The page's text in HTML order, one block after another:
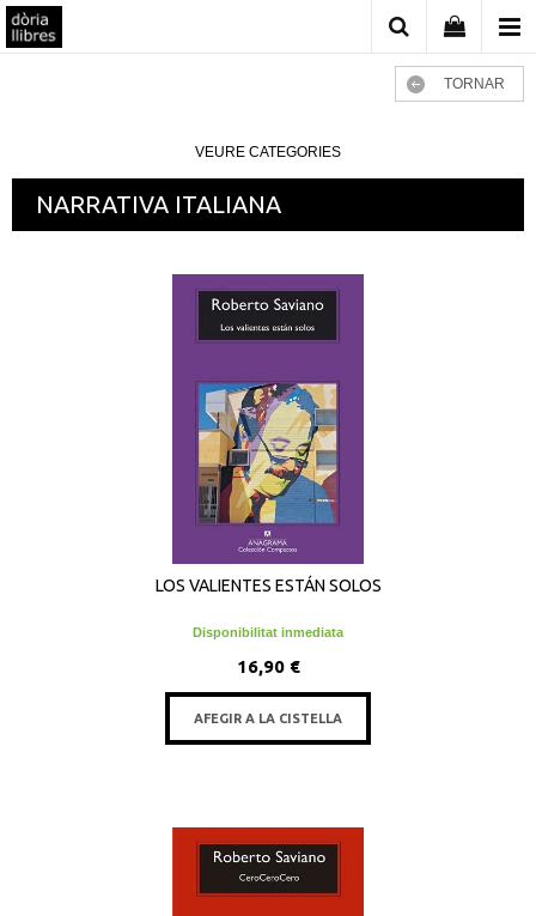
TORNAR
VEURE CATEGORIES
NARRATIVA ITALIANA
LOS VALIENTES ESTÁN SOLOS
Disponibilitat inmediata
16,90 €
AFEGIR A LA CISTELLA